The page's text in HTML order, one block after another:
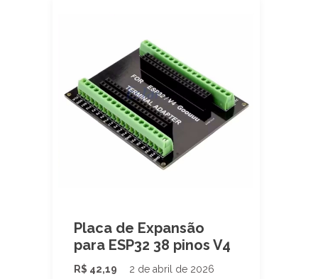
Placa de Expansão
para ESP32 38 pinos V4
R$ 42,19 2 de abril de 2026